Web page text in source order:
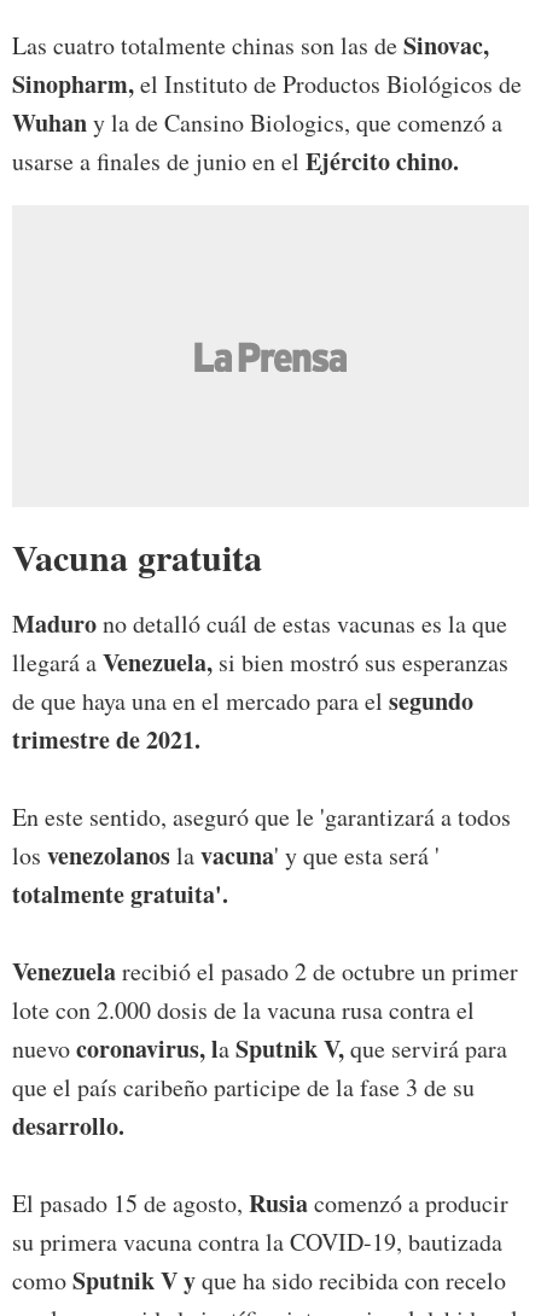
Las cuatro totalmente chinas son las deSinovac,
Sinopharm,el Instituto de Productos Biológicos de
Wuhany la de Cansino Biologics, que comenzó a
usarse a finales de junio en el Ejército chino.
Vacuna gratuita
Madurono detalló cuál de estas vacunas es la que
llegará aVenezuela, si bien mostró sus esperanzas
de que haya una en el mercado para el segundo
trimestre de 2021.
En este sentido, aseguró que le 'garantizará a todos
los venezolanoslavacuna' y que esta será '
totalmente gratuita'.
Venezuelarecibió el pasado 2 de octubre un primer
lote con 2.000 dosis de la vacuna rusa contra el
nuevocoronavirus, laSputnik V,que servirá para
que el país caribeño participe de la fase 3 de su
desarrollo.
El pasado 15 de agosto, Rusiacomenzó a producir
su primera vacuna contra la COVID-19, bautizada
comoSputnik V yque ha sido recibida con recelo